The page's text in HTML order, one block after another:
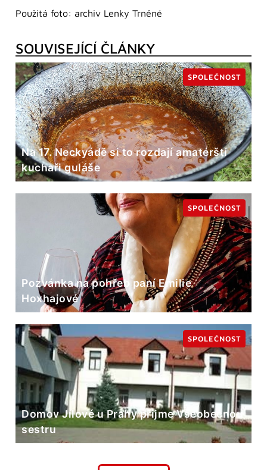
Použitá foto: archiv Lenky Trněné
SOUVISEJÍCÍ ČLÁNKY
Na 17. Neckyádě si to rozdají amatérští
kuchaři guláše
SPOLEČNOST
Pozvánka na pohřeb paní Emilie
Hoxhajové
SPOLEČNOST
Domov Jílové u Prahy přijme Všeobecnou
sestru
SPOLEČNOST